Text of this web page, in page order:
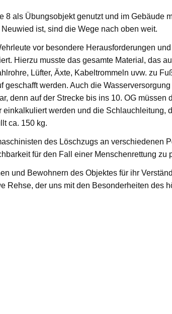
als Übungsobjekt genutzt und im Gebäude
ist, sind die Wege nach oben weit.
vor besondere Herausforderungen
Hierzu musste das gesamte Material, das
Lüfter, Äxte, Kabeltrommeln uvw. zu
geschafft werden. Auch die
denn auf der Strecke bis ins 10. OG müssen
werden und die Schlauchleitung,
ca. 150 kg.
des Löschzugs an verschiedenen
für den Fall einer Menschenrettung zu
und Bewohnern des Objektes für ihr
Rehse, der uns mit den Besonderheiten des